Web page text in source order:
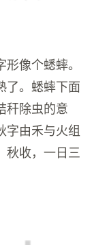
像个蟋蟀。
了。蟋蟀下面
秆除虫的意
字由禾与火组
秋收，一日三